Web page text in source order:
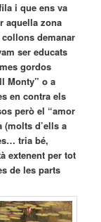
i que ens va
aquella zona
demanar
ser educats
gordos
Monty” o a
en contra els
però el “amor
(molts d’ells a
tria bé,
extenent per tot
de les parts